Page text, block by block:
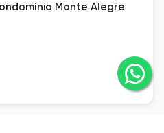
Monte Alegre